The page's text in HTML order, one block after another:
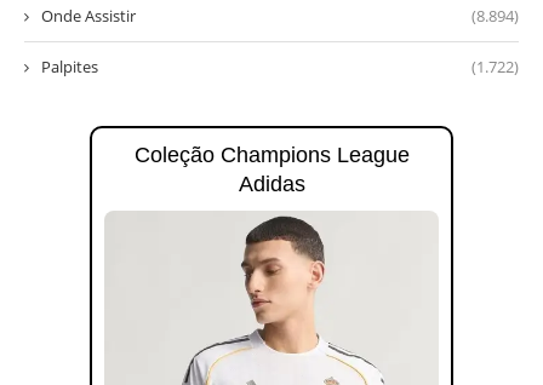
Onde Assistir (8.894)
Palpites (1.722)
Coleção Champions League
Adidas